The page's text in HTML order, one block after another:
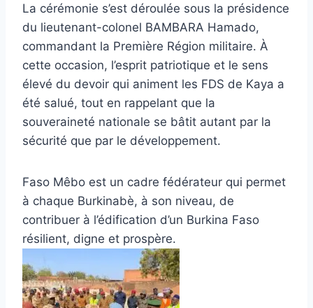
La cérémonie s’est déroulée sous la présidence
du lieutenant-colonel BAMBARA Hamado,
commandant la Première Région militaire. À
cette occasion, l’esprit patriotique et le sens
élevé du devoir qui animent les FDS de Kaya a
été salué, tout en rappelant que la
souveraineté nationale se bâtit autant par la
sécurité que par le développement.
Faso Mêbo est un cadre fédérateur qui permet
à chaque Burkinabè, à son niveau, de
contribuer à l’édification d’un Burkina Faso
résilient, digne et prospère.